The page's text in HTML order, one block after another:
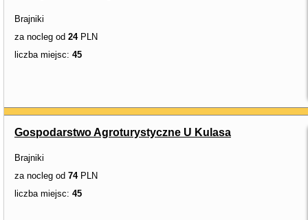
Brajniki
za nocleg od 24PLN
liczba miejsc: 45
Gospodarstwo Agroturystyczne U Kulasa
Brajniki
za nocleg od 74PLN
liczba miejsc: 45